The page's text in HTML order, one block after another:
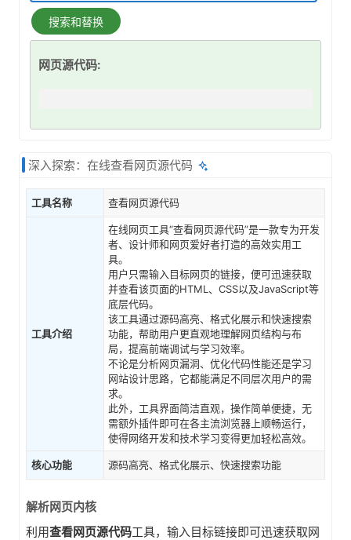
搜索和替换
网页源代码:
深入探索：在线查看网页源代码
工具名称 查看网页源代码
工具介绍
在线网页工具“查看网页源代码”是一款专为开发
者、设计师和网页爱好者打造的高效实用工
具。
用户只需输入目标网页的链接，便可迅速获取
并查看该页面的HTML、CSS以及JavaScript等
底层代码。
该工具通过源码高亮、格式化展示和快速搜索
功能，帮助用户更直观地理解网页结构与布
局，提高前端调试与学习效率。
不论是分析网页漏洞、优化代码性能还是学习
网站设计思路，它都能满足不同层次用户的需
求。
此外，工具界面简洁直观，操作简单便捷，无
需额外插件即可在各主流浏览器上顺畅运行，
使得网络开发和技术学习变得更加轻松高效。
核心功能 源码高亮、格式化展示、快速搜索功能
解析网页内核
利用查看网页源代码工具，输入目标链接即可迅速获取网